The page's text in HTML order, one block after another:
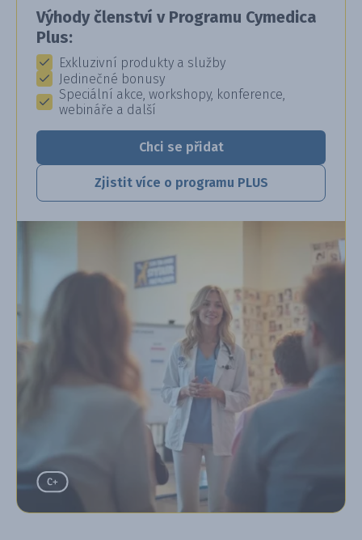
Výhody členství v Programu Cymedica
Plus:
Exkluzivní produkty a služby
Jedinečné bonusy
Speciální akce, workshopy, konference,
webináře a další
Chci se přidat
Zjistit více o programu PLUS